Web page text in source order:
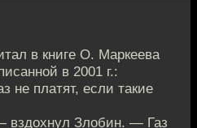
в книге О. Маркеева
в 2001 г.:
не платят, если такие
Злобин. — Газ